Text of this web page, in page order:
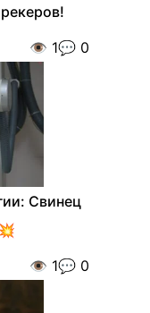
👁️ 1💬 0
Свинец
👁️ 1💬 0